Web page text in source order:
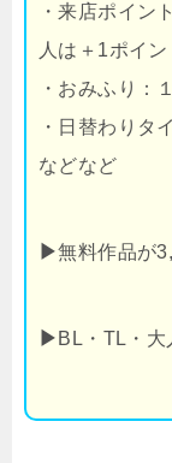
・来店ポイン
人は＋1ポイ
・おみふり：
・日替わりタ
などなど
▶無料作品が
▶ BL・TL・